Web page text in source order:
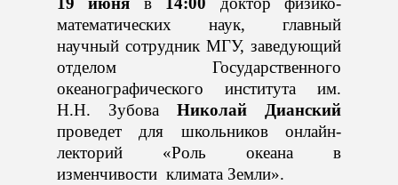
математических наук, главный
научный сотрудник МГУ, заведующий
отделом Государственного
океанографического института им.
Н.Н. ЗубоваНиколай Дианский
проведет для школьников онлайн-
лекторий «Роль океана в
изменчивости климата Земли».